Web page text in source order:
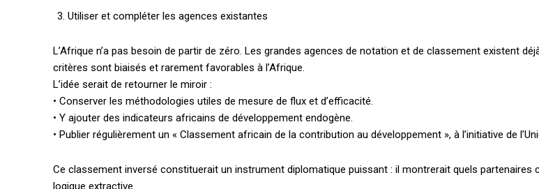
Plans
Utiliser et compléter les agences existantes
L’Afrique n’a pas besoin de partir de zéro. Les grandes agences de notation et de classement existent
critères sont biaisés et rarement favorables à l’Afrique.
L’idée serait de retourner le miroir :
• Conserver les méthodologies utiles de mesure de flux et d’efficacité.
• Y ajouter des indicateurs africains de développement endogène.
• Publier régulièrement un « Classement africain de la contribution au développement », à l’initiative de
Ce classement inversé constituerait un instrument diplomatique puissant : il montrerait quels
logique extractive.